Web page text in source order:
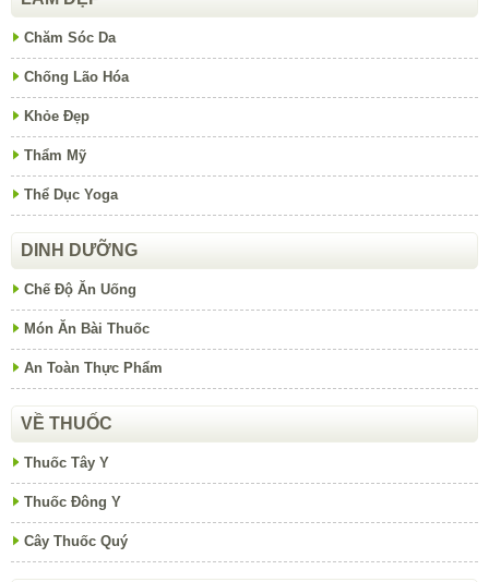
Chăm Sóc Da
Chống Lão Hóa
Khỏe Đẹp
Thẩm Mỹ
Thể Dục Yoga
DINH DƯỠNG
Chế Độ Ăn Uống
Món Ăn Bài Thuốc
An Toàn Thực Phẩm
VỀ THUỐC
Thuốc Tây Y
Thuốc Đông Y
Cây Thuốc Quý